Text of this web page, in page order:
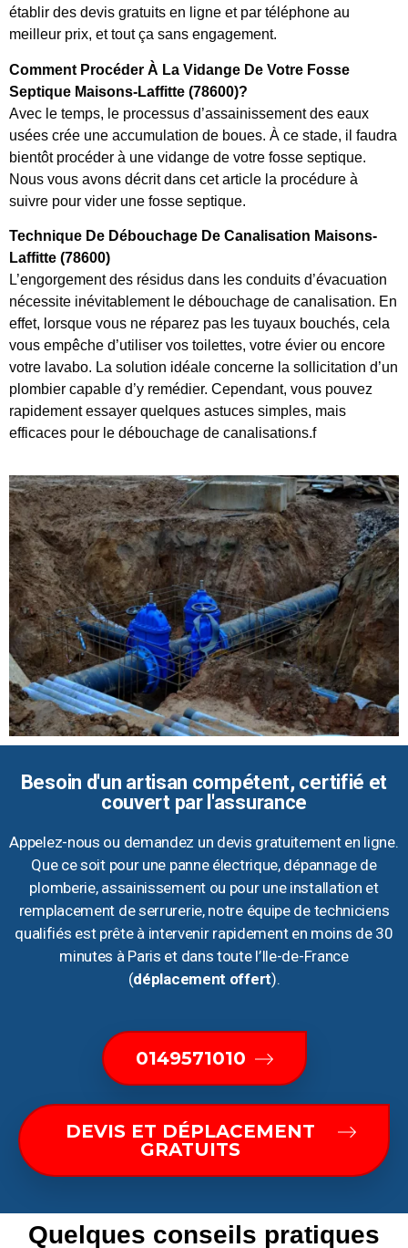
établir des devis gratuits en ligne et par téléphone au
meilleur prix, et tout ça sans engagement.
Comment Procéder À La Vidange De Votre Fosse
Septique Maisons-Laffitte (78600)?
Avec le temps, le processus d’assainissement des eaux
usées crée une accumulation de boues. À ce stade, il faudra
bientôt procéder à une vidange de votre fosse septique.
Nous vous avons décrit dans cet article la procédure à
suivre pour vider une fosse septique.
Technique De Débouchage De Canalisation Maisons-
Laffitte (78600)
L’engorgement des résidus dans les conduits d’évacuation
nécessite inévitablement le débouchage de canalisation. En
effet, lorsque vous ne réparez pas les tuyaux bouchés, cela
vous empêche d’utiliser vos toilettes, votre évier ou encore
votre lavabo. La solution idéale concerne la sollicitation d’un
plombier capable d’y remédier. Cependant, vous pouvez
rapidement essayer quelques astuces simples, mais
efficaces pour le débouchage de canalisations.f
Besoin d'un artisan compétent, certifié et
couvert par l'assurance
Appelez-nous ou demandez un devis gratuitement en ligne.
Que ce soit pour une panne électrique, dépannage de
plomberie, assainissement ou pour une installation et
remplacement de serrurerie, notre équipe de techniciens
qualifiés est prête à intervenir rapidement en moins de 30
minutes à Paris et dans toute l’Ile-de-France
(déplacement offert).
0149571010
DEVIS ET DÉPLACEMENT
GRATUITS
Quelques conseils pratiques